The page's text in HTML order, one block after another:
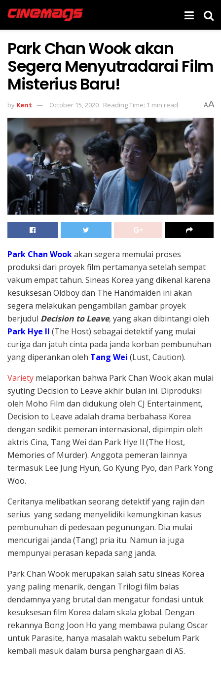
Park Chan Wook akan
Segera Menyutradarai Film
Misterius Baru!
by Kent October 15, 2020 Reading Time: 1 min read AA
Park Chan Wookakan segera memulai proses
produksi dari proyek film pertamanya setelah sempat
vakum empat tahun. Sineas Korea yang dikenal karena
kesuksesan Oldboy dan The Handmaiden ini akan
segera melakukan pengambilan gambar proyek
berjudul Decision to Leave, yang akan dibintangi oleh
Park Hye Il (The Host) sebagai detektif yang mulai
curiga dan jatuh cinta pada janda korban pembunuhan
yang diperankan oleh Tang Wei (Lust, Caution).
Variety melaporkan bahwa Park Chan Wook akan mulai
syuting Decision to Leave akhir bulan ini. Diproduksi
oleh Moho Film dan didukung oleh CJ Entertainment,
Decision to Leave adalah drama berbahasa Korea
dengan sedikit pemeran internasional, dipimpin oleh
aktris Cina, Tang Wei dan Park Hye Il (The Host,
Memories of Murder). Anggota pemeran lainnya
termasuk Lee Jung Hyun, Go Kyung Pyo, dan Park Yong
Woo.
Ceritanya melibatkan seorang detektif yang rajin dan
serius yang sedang menyelidiki kemungkinan kasus
pembunuhan di pedesaan pegunungan. Dia mulai
mencurigai janda (Tang) pria itu. Namun ia juga
mempunyai perasan kepada sang janda.
Park Chan Wook merupakan salah satu sineas Korea
yang paling menarik, dengan Trilogi film balas
dendamnya yang brutal dan mengatur fondasi untuk
kesuksesan film Korea dalam skala global. Dengan
rekannya Bong Joon Ho yang membawa pulang Oscar
untuk Parasite, hanya masalah waktu sebelum Park
kembali masuk dalam bursa penghargaan di AS.